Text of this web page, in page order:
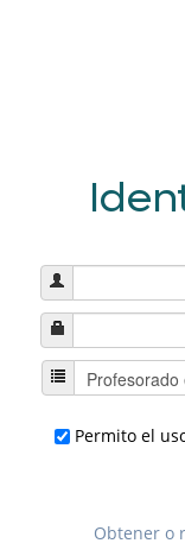
Permito el
Obtener o